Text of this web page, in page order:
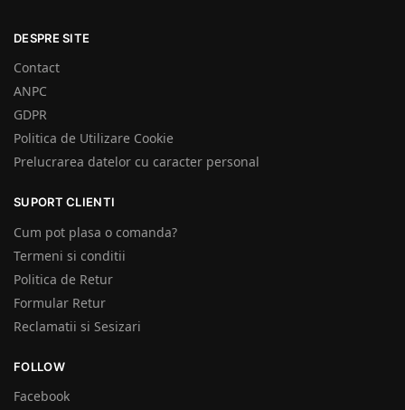
DESPRE SITE
Contact
ANPC
GDPR
Politica de Utilizare Cookie
Prelucrarea datelor cu caracter personal
SUPORT CLIENTI
Cum pot plasa o comanda?
Termeni si conditii
Politica de Retur
Formular Retur
Reclamatii si Sesizari
FOLLOW
Facebook